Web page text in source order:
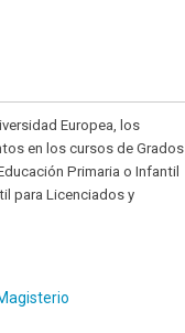
Europea, los
en los cursos de Grados
Primaria o Infantil
para Licenciados y